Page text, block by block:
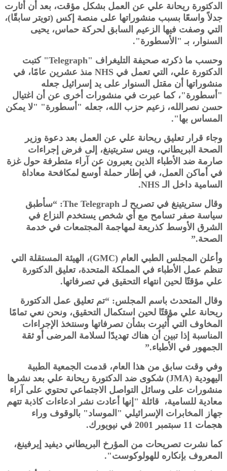
الدكتورة ريحانة علي عن العمل بشكل مؤقت، بعد أن أثارت
جدلاً واسعًا بسبب منشوراتها على منصة إكس (تويتر سابقًا)،
التي وصفت فيها الزعيم السابق لحركة حماس، يحيى
السنوار، بـ "الأسطورة".
وحسب ما ذكرته صحيفة التليغراف "Telegraph" كتبت
الدكتورة علي، التي تعمل في NHS منذ عشرين عامًا، في
منشوراتها أن مقتل السنوار على يد إسرائيل جعله
"أسطورة"، كما عبرت في منشورات أخرى عن أن اغتيال
حسن نصرالله، زعيم حزب الله، جعله "أسطورة" "لا يمكن
المساس بها".
وجاء قرار تعليق ريحانة علي عن العمل بعد دعوة وزير
الصحة البريطاني، ويس ستريتينغ، إلى فرض إجراءات
صارمة ضد الأطباء الذين يعبرون عن آراء متطرفة حول غزة
في أماكن العمل، في إطار حملة أوسع لمكافحة معاداة
السامية داخل الـ NHS.
وقال ستريتينغ في تصريح لـ The Telegraph: “سأطبق
سياسة صفر تسامح مع أي شخص يستخدم النزاع في
الشرق الأوسط كذريعة لمهاجمة المجتمعات في خدمة
الصحة.”
وأعلن المجلس الطبي العام (GMC)، الهيئة المستقلة التي
تنظم عمل الأطباء في المملكة المتحدة، تعليق الدكتورة
علي مؤقتًا لحين انتهاء التحقيق في تصرفاتها.
وقال المتحدث باسم المجلس: “تم تعليق عمل الدكتورة
ريحانة علي مؤقتًا لحين استكمال التحقيق، ونحن نعي تمامًا
المخاوف التي أُثيرت بشأن تصرفاتها وسنتخذ الإجراءات
المناسبة إذا تبين أن هناك تهديدًا لسلامة المرضى أو ثقة
الجمهور في الأطباء.”
وفي وقت سابق من هذا العام، قدمت الجمعية الطبية
اليهودية (JMA) شكوى ضد الدكتورة ريحانة علي بعد نشرها
منشورات على وسائل التواصل الاجتماعي تحتوي على آراء
معادية للسامية، قائلة "إنها أعادت نشر ادعاءات كاذبة تتهم
جهاز المخابرات الإسرائيلي "الموساد" بالوقوف وراء
هجمات 11 سبتمبر 2001 في نيويورك.
كما نشرت تصريحات من المؤرخ البريطاني ديفيد إيرفينغ،
المعروف بإنكاره للهولوكوست".